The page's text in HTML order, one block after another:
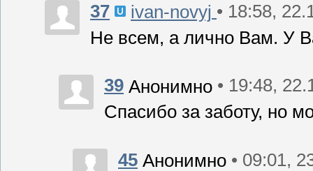
37 ivan-novyj • 18:58,
Не всем, а лично Вам. У
39 Анонимно • 19:48,
Спасибо за заботу, но
45 Анонимно • 09:01,